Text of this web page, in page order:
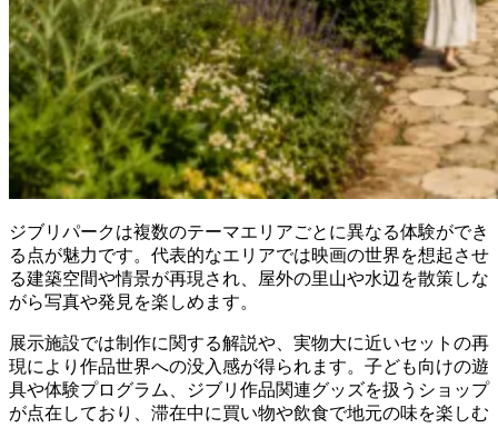
ジブリパークは複数のテーマエリアごとに異なる体験ができ
る点が魅力です。代表的なエリアでは映画の世界を想起させ
る建築空間や情景が再現され、屋外の里山や水辺を散策しな
がら写真や発見を楽しめます。
展示施設では制作に関する解説や、実物大に近いセットの再
現により作品世界への没入感が得られます。子ども向けの遊
具や体験プログラム、ジブリ作品関連グッズを扱うショップ
が点在しており、滞在中に買い物や飲食で地元の味を楽しむ